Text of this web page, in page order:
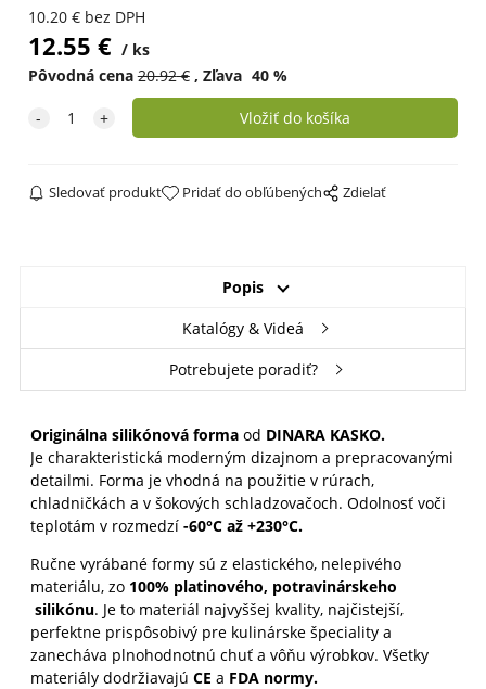
10.20€ bez DPH
12.55 €
ks
Pôvodná cena 20.92€ Zľava 40%
Sledovať produkt Pridať do obľúbených Zdielať
Popis
Katalógy & Videá
Potrebujete poradiť?
Originálna silikónová formaod DINARA KASKO.
Je charakteristická moderným dizajnom a prepracovanými
detailmi. Forma je vhodná na použitie v rúrach,
chladničkách a v šokových schladzovačoch. Odolnosť voči
teplotám v rozmedzí -60°C až +230°C.
Ručne vyrábané formy sú z elastického, nelepivého
materiálu, zo 100% platinového, potravinárskeho
silikónu. Je to materiál najvyššej kvality, najčistejší,
perfektne prispôsobivý pre kulinárske špeciality a
zanecháva plnohodnotnú chuť a vôňu výrobkov. Všetky
materiály dodržiavajú CE a FDA normy.